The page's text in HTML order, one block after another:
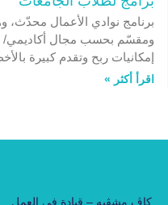
برنامج نوادي الأعمال محدّث،
ومقسّم بحسب مجال أكاديمي/
إمكانيات ربح وتقدم كبيرة
اقرأ أكثر »
كاڤ مشڤيه – قيادة في العمل